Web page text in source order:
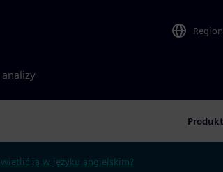
Region
ją w języku angielskim?